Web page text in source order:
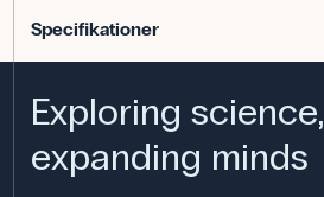
Specifikationer
Exploring science,
expanding minds